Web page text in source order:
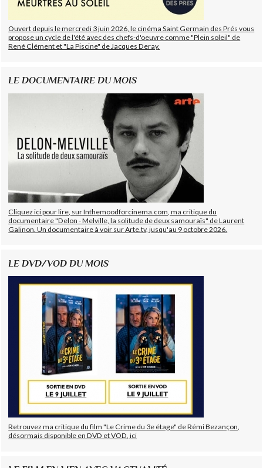
Ouvert depuis le mercredi 3 juin 2026, le cinéma Saint Germain des Prés vous
propose un cycle de l'été avec des chefs-d'oeuvre comme "Plein soleil" de
René Clément et "La Piscine" de Jacques Deray.
LE DOCUMENTAIRE DU MOIS
Cliquez ici pour lire, sur Inthemoodforcinema.com, ma critique du
documentaire "Delon - Melville, la solitude de deux samouraïs" de Laurent
Galinon. Un documentaire à voir sur Arte.tv, jusqu'au 9 octobre 2026.
LE DVD/VOD DU MOIS
Retrouvez ma critique du film "Le Crime du 3e étage" de Rémi Bezançon,
désormais disponible en DVD et VOD, ici